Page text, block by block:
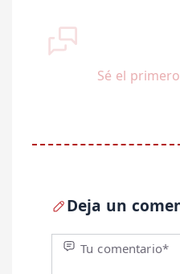
Sé el
Deja un
Tu comentario*